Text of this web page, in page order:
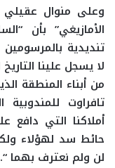
وعلى منوال عقيلي
الأمازيغي” بأن
تنديدية
لا يسجل علينا
من أبناء المنطقة
تافراوت للمندوبية
أملاكنا التي دافع
حائط سد لهؤلاء
لن ولم نعترف بهما “.